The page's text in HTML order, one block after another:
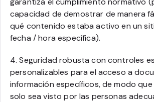
capacidad de demostrar de manera
qué contenido estaba activo en un
fecha / hora específica).
4. Seguridad robusta con controles
personalizables para el acceso a
información específicos, de modo
solo sea visto por las personas